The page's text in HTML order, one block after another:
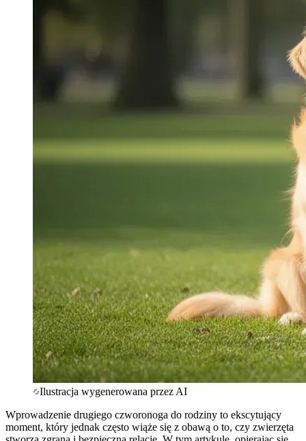
Ilustracja wygenerowana przez AI
Wprowadzenie drugiego czworonoga do rodziny to ekscytujący
moment, który jednak często wiąże się z obawą o to, czy zwierzęta